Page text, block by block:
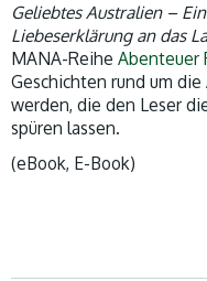
Geliebtes Australien –
Liebeserklärung an das
MANA-Reihe Abenteuer
Geschichten rund um
werden, die den Leser
spüren lassen.
(eBook, E-Book)